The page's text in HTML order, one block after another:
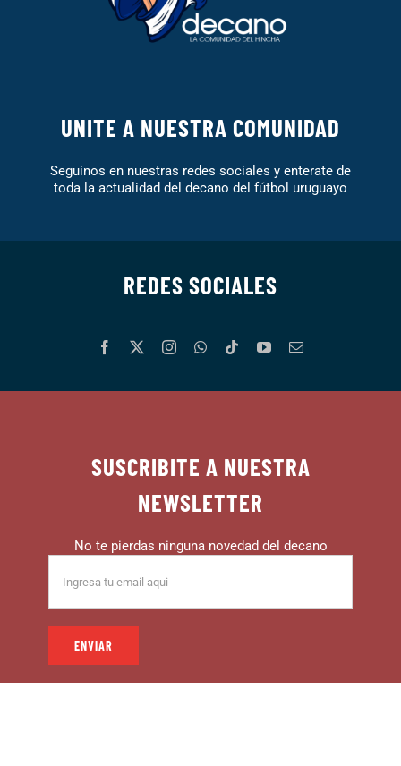
UNITE A NUESTRA COMUNIDAD
Seguinos en nuestras redes sociales y enterate de
toda la actualidad del decano del fútbol uruguayo
REDES SOCIALES
SUSCRIBITE A NUESTRA
NEWSLETTER
No te pierdas ninguna novedad del decano